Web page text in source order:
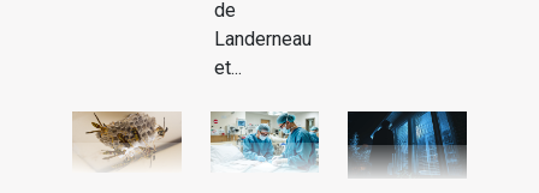
de
Landerneau
et...